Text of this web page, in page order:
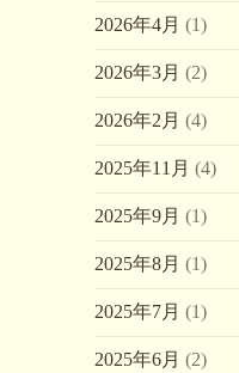
2026年4月 (1)
2026年3月 (2)
2026年2月 (4)
2025年11月 (4)
2025年9月 (1)
2025年8月 (1)
2025年7月 (1)
2025年6月 (2)